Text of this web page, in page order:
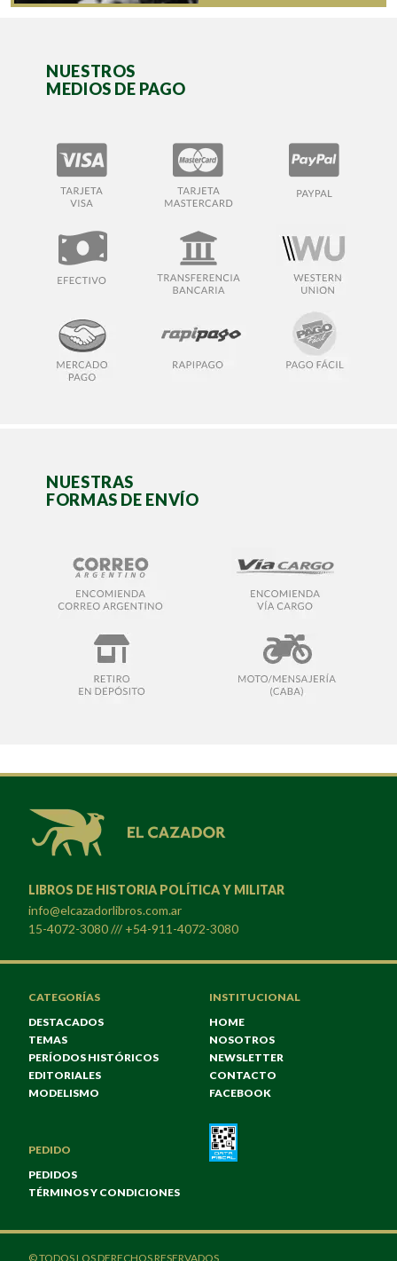
NUESTROS
MEDIOS DE PAGO
NUESTRAS
FORMAS DE ENVÍO
LIBROS DE HISTORIA POLÍTICA Y MILITAR
info@elcazadorlibros.com.ar
15-4072-3080 /// +54-911-4072-3080
CATEGORÍAS
DESTACADOS
TEMAS
PERÍODOS HISTÓRICOS
EDITORIALES
MODELISMO
INSTITUCIONAL
HOME
NOSOTROS
NEWSLETTER
CONTACTO
FACEBOOK
PEDIDO
PEDIDOS
TÉRMINOS Y CONDICIONES
© TODOS LOS DERECHOS RESERVADOS